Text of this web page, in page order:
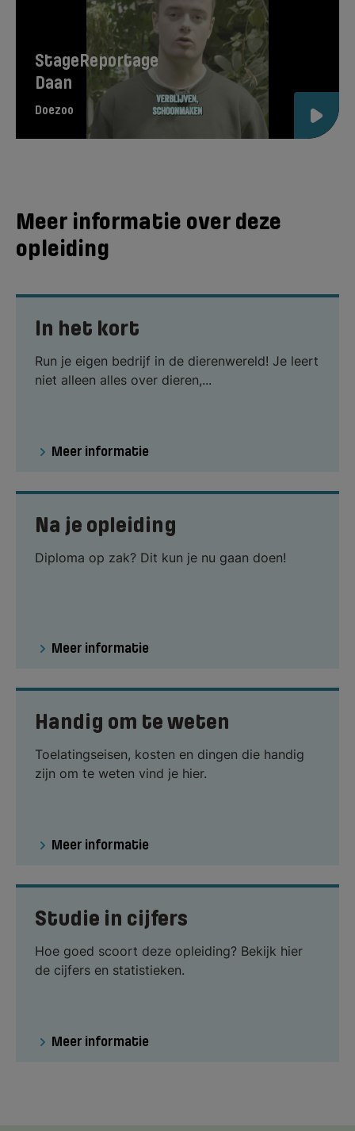
StageReportage
Daan
Doezoo
Meer informatie over deze
opleiding
In het kort
Run je eigen bedrijf in de dierenwereld! Je leert
niet alleen alles over dieren,...
Meer informatie
Na je opleiding
Diploma op zak? Dit kun je nu gaan doen!
Meer informatie
Handig om te weten
Toelatingseisen, kosten en dingen die handig
zijn om te weten vind je hier.
Meer informatie
Studie in cijfers
Hoe goed scoort deze opleiding? Bekijk hier
de cijfers en statistieken.
Meer informatie